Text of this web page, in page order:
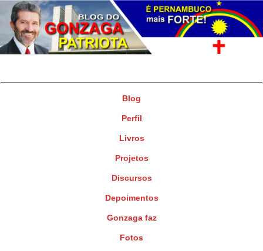
Blog
Perfil
Livros
Projetos
Discursos
Depoimentos
Gonzaga faz
Fotos